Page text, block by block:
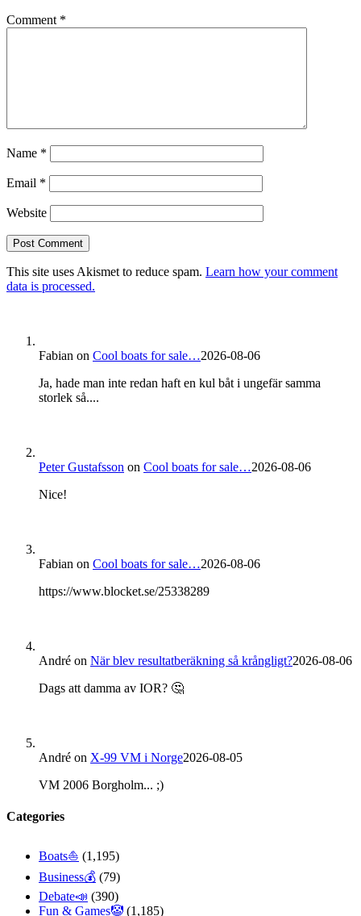
Comment *
Name *
Email *
Website
This site uses Akismet to reduce spam. Learn how your comment
data is processed.
Fabian on Cool boats for sale…2026-08-06
Ja, hade man inte redan haft en kul båt i ungefär samma
storlek så....
Peter Gustafsson on Cool boats for sale…2026-08-06
Nice!
Fabian on Cool boats for sale…2026-08-06
https://www.blocket.se/25338289
André on När blev resultatberäkning så krångligt?2026-08-06
Dags att damma av IOR? 🤔
André on X-99 VM i Norge2026-08-05
VM 2006 Borgholm... ;)
Categories
Boats⛵️ (1,195)
Business💰 (79)
Debate📣 (390)
Fun & Games🤡 (1,185)